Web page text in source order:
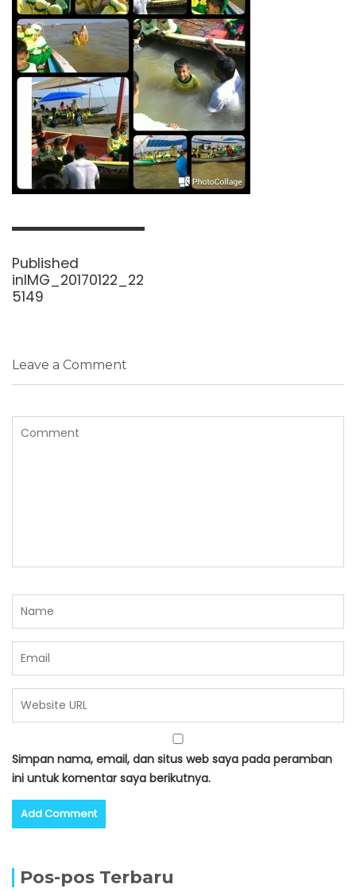
Navigasi
Published
inIMG_20170122_22
5149
Leave a Comment
Simpan nama, email, dan situs web saya pada peramban
ini untuk komentar saya berikutnya.
Pos-pos Terbaru